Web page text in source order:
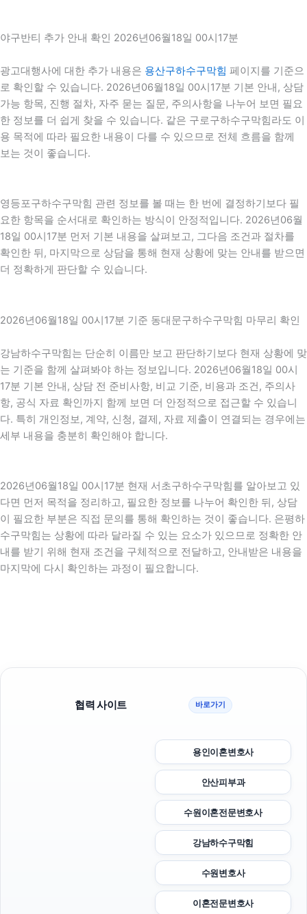
야구반티 추가 안내 확인 2026년06월18일 00시17분
광고대행사에 대한 추가 내용은 용산구하수구막힘 페이지를 기준으
로 확인할 수 있습니다. 2026년06월18일 00시17분 기본 안내, 상담
가능 항목, 진행 절차, 자주 묻는 질문, 주의사항을 나누어 보면 필요
한 정보를 더 쉽게 찾을 수 있습니다. 같은 구로구하수구막힘라도 이
용 목적에 따라 필요한 내용이 다를 수 있으므로 전체 흐름을 함께
보는 것이 좋습니다.
영등포구하수구막힘 관련 정보를 볼 때는 한 번에 결정하기보다 필
요한 항목을 순서대로 확인하는 방식이 안정적입니다. 2026년06월
18일 00시17분 먼저 기본 내용을 살펴보고, 그다음 조건과 절차를
확인한 뒤, 마지막으로 상담을 통해 현재 상황에 맞는 안내를 받으면
더 정확하게 판단할 수 있습니다.
2026년06월18일 00시17분 기준 동대문구하수구막힘 마무리 확인
강남하수구막힘는 단순히 이름만 보고 판단하기보다 현재 상황에 맞
는 기준을 함께 살펴봐야 하는 정보입니다. 2026년06월18일 00시
17분 기본 안내, 상담 전 준비사항, 비교 기준, 비용과 조건, 주의사
항, 공식 자료 확인까지 함께 보면 더 안정적으로 접근할 수 있습니
다. 특히 개인정보, 계약, 신청, 결제, 자료 제출이 연결되는 경우에는
세부 내용을 충분히 확인해야 합니다.
2026년06월18일 00시17분 현재 서초구하수구막힘를 알아보고 있
다면 먼저 목적을 정리하고, 필요한 정보를 나누어 확인한 뒤, 상담
이 필요한 부분은 직접 문의를 통해 확인하는 것이 좋습니다. 은평하
수구막힘는 상황에 따라 달라질 수 있는 요소가 있으므로 정확한 안
내를 받기 위해 현재 조건을 구체적으로 전달하고, 안내받은 내용을
마지막에 다시 확인하는 과정이 필요합니다.
협력 사이트 바로가기
용인이혼변호사
안산피부과
수원이혼전문변호사
강남하수구막힘
수원변호사
이혼전문변호사